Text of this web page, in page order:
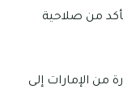
من صلاحية
من الإمارات إلى